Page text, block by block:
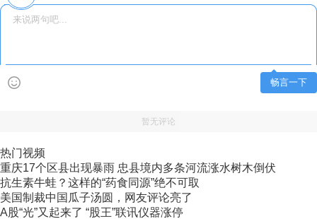
畅言一下
暂无评论
热门视频
重庆17个区县出现暴雨 忠县境内多条河流涨水树木倒伏
抗生素牛蛙？这样的“药食同源”绝不可取
美国制裁中国瓜子汤圆，网友评论亮了
A股“光”又起来了 “股王”联讯仪器涨停